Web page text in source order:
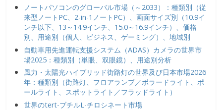
ノートパソコンのグローバル市場（～2033）：種類別（従
来型ノートPC、2-in-1ノートPC）、画面サイズ別（10.9イ
ンチ以下、13～14.9インチ、15.0～16.9インチ）、価格
別、用途別（個人、ビジネス、ゲーミング）、地域別
自動車用先進運転支援システム（ADAS）カメラの世界市
場2025：種類別（単眼、双眼鏡）、用途別分析
風力・太陽光ハイブリッド街路灯の世界及び日本市場2026
年：種類別（街路灯、フロアランプ／ボラードライト、ポ
ールライト、スポットライト／フラッドライト）
世界のtert-ブチルL-チロシネート市場